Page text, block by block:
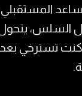
السلس،
تسترخي بعد